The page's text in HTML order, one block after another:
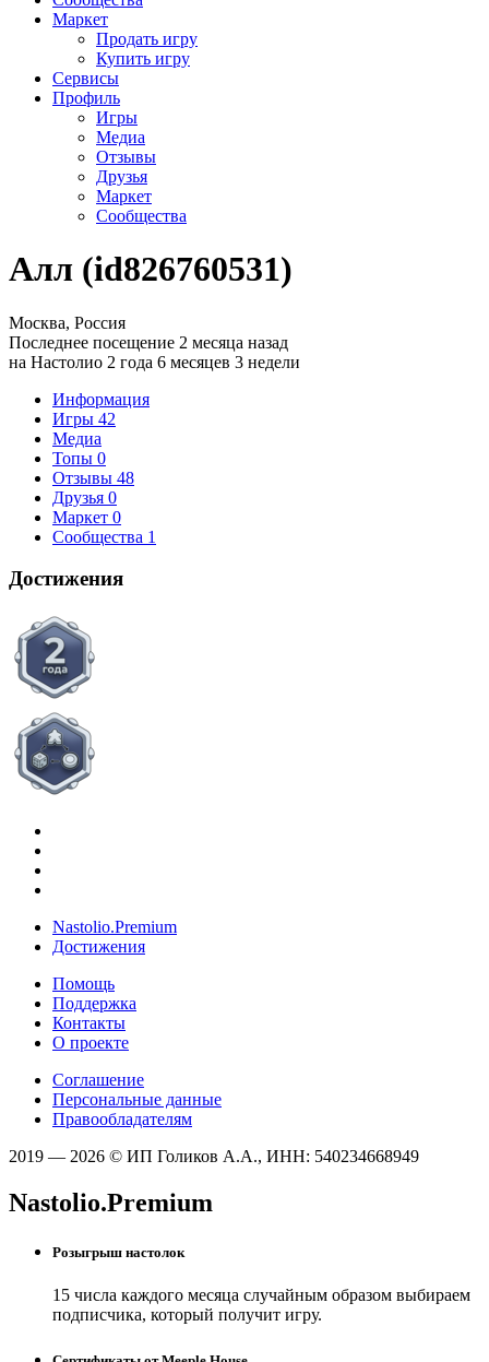
Маркет
Продать игру
Купить игру
Сервисы
Профиль
Игры
Медиа
Отзывы
Друзья
Маркет
Сообщества
Алл (id826760531)
Москва, Россия
Последнее посещение 2 месяца назад
на Настолио 2 года 6 месяцев 3 недели
Информация
Игры 42
Медиа
Топы 0
Отзывы 48
Друзья 0
Маркет 0
Сообщества 1
Достижения
Nastolio.Premium
Достижения
Помощь
Поддержка
Контакты
О проекте
Соглашение
Персональные данные
Правообладателям
2019 — 2026 © ИП Голиков А.А., ИНН: 540234668949
Nastolio.Premium
Розыгрыш настолок
15 числа каждого месяца случайным образом выбираем
подписчика, который получит игру.